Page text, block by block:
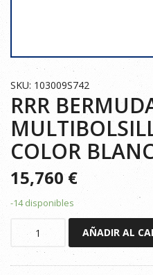
SKU: 103009S742
RRR
COLOR
15,760€
-14 disponibles
AÑADIR AL